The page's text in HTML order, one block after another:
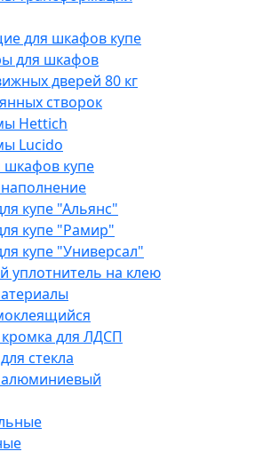
для шкафов купе
для шкафов
дверей 80 кг
створок
Hettich
Lucido
шкафов купе
купе "Альянс"
купе "Рамир"
купе "Универсал"
уплотнитель на клею
для ЛДСП
стекла